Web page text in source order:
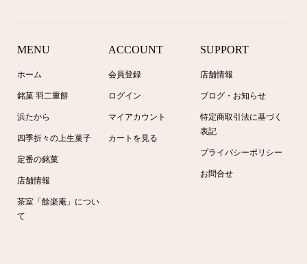
MENU
ホーム
銘菓 羽二重餅
浜たから
四季折々の上生菓子
定番の銘菓
店舗情報
茶室「餘楽庵」につい
て
ACCOUNT
会員登録
ログイン
マイアカウント
カートを見る
SUPPORT
店舗情報
ブログ・お知らせ
特定商取引法に基づく
表記
プライバシーポリシー
お問合せ